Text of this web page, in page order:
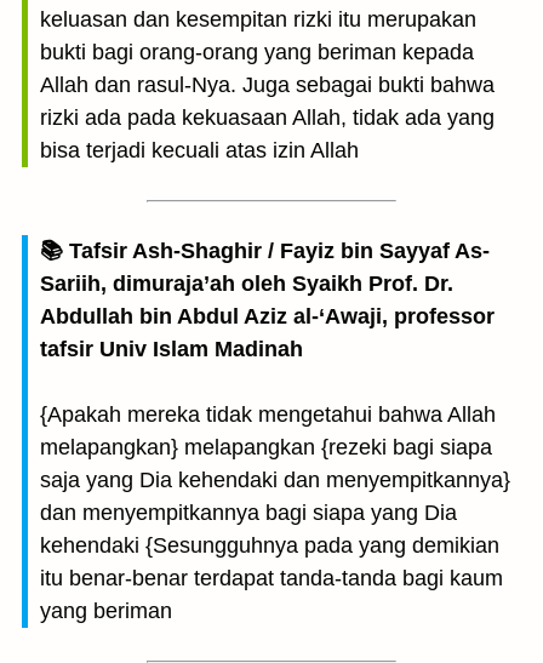
keluasan dan kesempitan rizki itu merupakan
bukti bagi orang-orang yang beriman kepada
Allah dan rasul-Nya. Juga sebagai bukti bahwa
rizki ada pada kekuasaan Allah, tidak ada yang
bisa terjadi kecuali atas izin Allah
📚 Tafsir Ash-Shaghir / Fayiz bin Sayyaf As-
Sariih, dimuraja’ah oleh Syaikh Prof. Dr.
Abdullah bin Abdul Aziz al-‘Awaji, professor
tafsir Univ Islam Madinah
{Apakah mereka tidak mengetahui bahwa Allah
melapangkan} melapangkan {rezeki bagi siapa
saja yang Dia kehendaki dan menyempitkannya}
dan menyempitkannya bagi siapa yang Dia
kehendaki {Sesungguhnya pada yang demikian
itu benar-benar terdapat tanda-tanda bagi kaum
yang beriman